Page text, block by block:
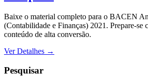
Baixe o material completo para o BACEN
(Contabilidade e Finanças) 2021. Prepare-se
conteúdo de alta conversão.
Ver Detalhes →
Pesquisar